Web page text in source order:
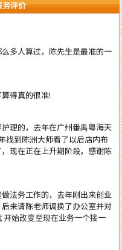
务评价
多人算过，陈先生是最准的一
得真的很准!
理的，去年在广州番禺粤海天
到陈洲大师看了以后店内布
现在正在上升期阶段，感谢陈
法务工作的，去年刚出来创业
来请陈老师调换了办公室并对
始改变至现在业务一个接一
，难怪陈老师名号响彻整个潮